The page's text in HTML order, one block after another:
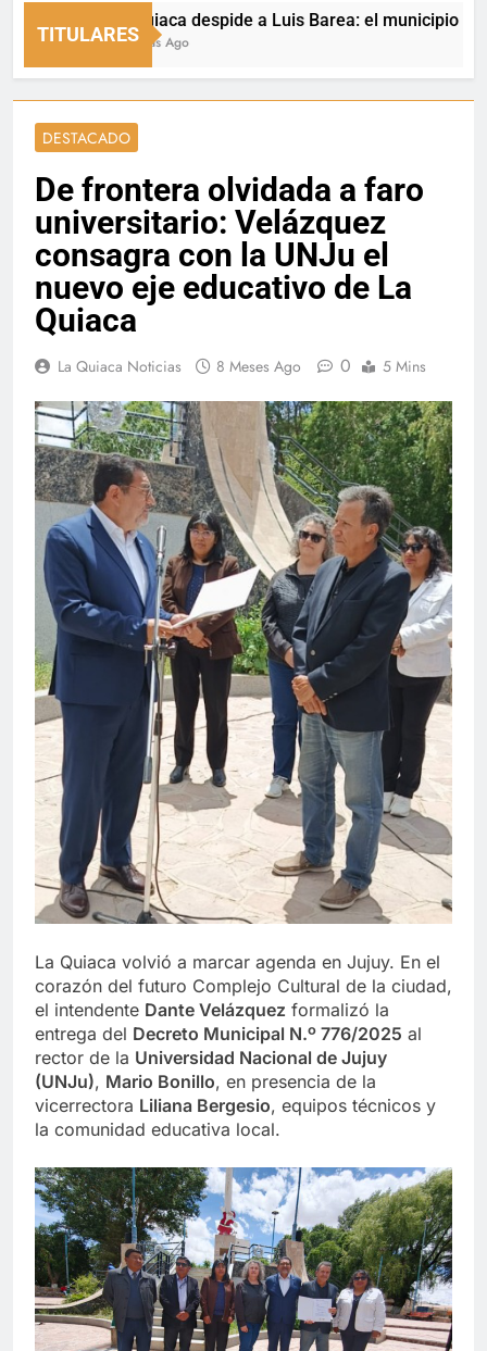
TITULARES
La Quiaca despide a Luis Barea: el municipio
13 Horas Ago
DESTACADO
De frontera olvidada a faro
universitario: Velázquez
consagra con la UNJu el
nuevo eje educativo de La
Quiaca
La Quiaca Noticias 8 Meses Ago 0 5 Mins
La Quiaca volvió a marcar agenda en Jujuy. En el
corazón del futuro Complejo Cultural de la ciudad,
el intendente Dante Velázquez formalizó la
entrega del Decreto Municipal N.º 776/2025 al
rector de la Universidad Nacional de Jujuy
(UNJu), Mario Bonillo, en presencia de la
vicerrectora Liliana Bergesio, equipos técnicos y
la comunidad educativa local.